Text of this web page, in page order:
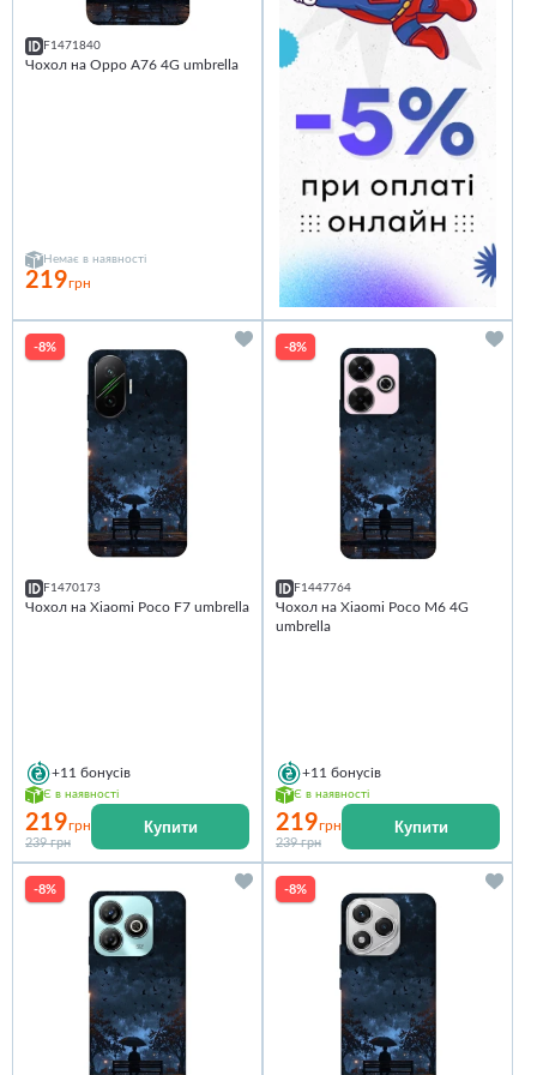
F1471840
Чохол на Oppo A76 4G umbrella
Немає в наявності
219грн
-8%
F1470173
Чохол на Xiaomi Poco F7 umbrella
+11 бонусів
Є в наявності
219грн
239 грн
Купити
-8%
F1447764
Чохол на Xiaomi Poco M6 4G
umbrella
+11 бонусів
Є в наявності
219грн
239 грн
Купити
-8% -8%